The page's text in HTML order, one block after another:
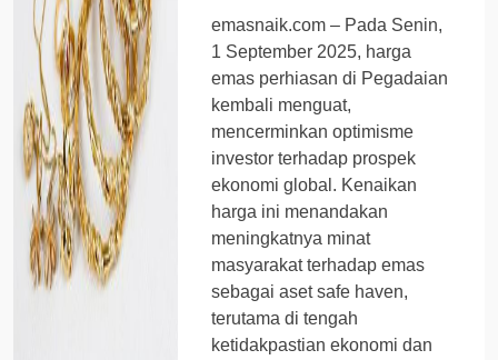
emasnaik.com – Pada Senin,
1 September 2025, harga
emas perhiasan di Pegadaian
kembali menguat,
mencerminkan optimisme
investor terhadap prospek
ekonomi global. Kenaikan
harga ini menandakan
meningkatnya minat
masyarakat terhadap emas
sebagai aset safe haven,
terutama di tengah
ketidakpastian ekonomi dan